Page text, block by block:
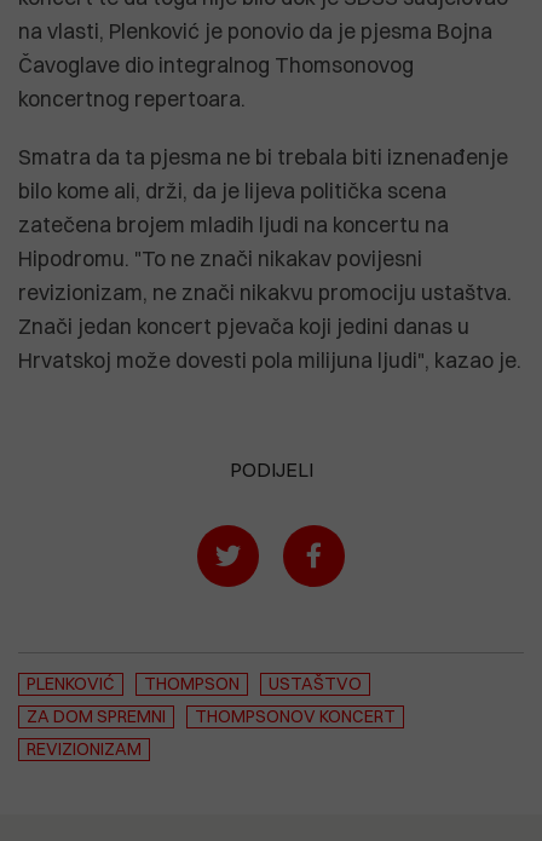
na vlasti, Plenković je ponovio da je pjesma Bojna
Čavoglave dio integralnog Thomsonovog
koncertnog repertoara.
Smatra da ta pjesma ne bi trebala biti iznenađenje
bilo kome ali, drži, da je lijeva politička scena
zatečena brojem mladih ljudi na koncertu na
Hipodromu. "To ne znači nikakav povijesni
revizionizam, ne znači nikakvu promociju ustaštva.
Znači jedan koncert pjevača koji jedini danas u
Hrvatskoj može dovesti pola milijuna ljudi", kazao je.
PODIJELI
PLENKOVIĆ THOMPSON
USTAŠTVO
ZA DOM SPREMNI
THOMPSONOV KONCERT
REVIZIONIZAM